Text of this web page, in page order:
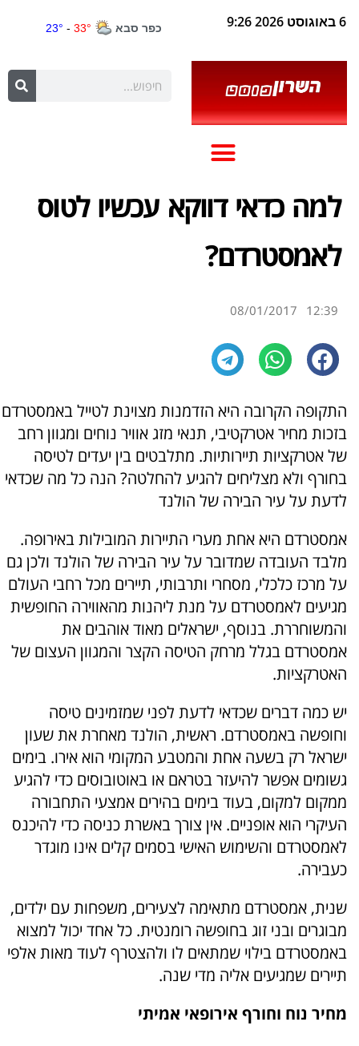
6 באוגוסט 2026 9:26
למה כדאי דווקא עכשיו לטוס
לאמסטרדם?
12:39
08/01/2017
התקופה הקרובה היא הזדמנות מצוינת לטייל באמסטרדם
בזכות מחיר אטרקטיבי, תנאי מזג אוויר נוחים ומגוון רחב
של אטרקציות תיירותיות. מתלבטים בין יעדים לטיסה
בחורף ולא מצליחים להגיע להחלטה? הנה כל מה שכדאי
לדעת על עיר הבירה של הולנד
אמסטרדם היא אחת מערי התיירות המובילות באירופה.
מלבד העובדה שמדובר על עיר הבירה של הולנד ולכן גם
על מרכז כלכלי, מסחרי ותרבותי, תיירים מכל רחבי העולם
מגיעים לאמסטרדם על מנת ליהנות מהאווירה החופשית
והמשוחררת. בנוסף, ישראלים מאוד אוהבים את
אמסטרדם בגלל מרחק הטיסה הקצר והמגוון העצום של
האטרקציות.
יש כמה דברים שכדאי לדעת לפני שמזמינים טיסה
וחופשה באמסטרדם. ראשית, הולנד מאחרת את שעון
ישראל רק בשעה אחת והמטבע המקומי הוא אירו. בימים
גשומים אפשר להיעזר בטראם או באוטובוסים כדי להגיע
ממקום למקום, בעוד בימים בהירים אמצעי התחבורה
העיקרי הוא אופניים. אין צורך באשרת כניסה כדי להיכנס
לאמסטרדם והשימוש האישי בסמים קלים אינו מוגדר
כעבירה.
שנית, אמסטרדם מתאימה לצעירים, משפחות עם ילדים,
מבוגרים ובני זוג בחופשה רומנטית. כל אחד יכול למצוא
באמסטרדם בילוי שמתאים לו ולהצטרף לעוד מאות אלפי
תיירים שמגיעים אליה מדי שנה.
מחיר נוח וחורף אירופאי אמיתי